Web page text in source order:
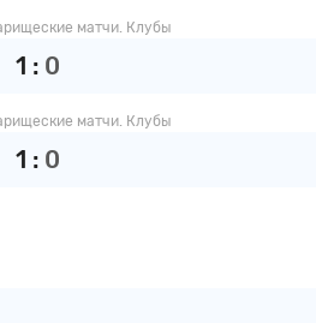
матчи. Клубы
1 : 0
матчи. Клубы
1 : 0